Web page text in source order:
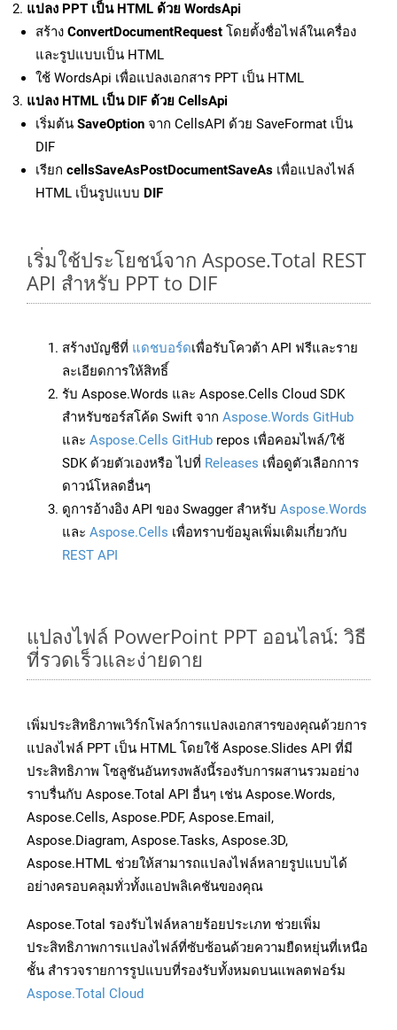
แปลง PPT เป็น HTML ด้วย WordsApi
สร้าง ConvertDocumentRequest โดยตั้งชื่อไฟล์ในเครื่อง
และรูปแบบเป็น HTML
ใช้ WordsApi เพื่อแปลงเอกสาร PPT เป็น HTML
แปลง HTML เป็น DIF ด้วย CellsApi
เริ่มต้น SaveOption จาก CellsAPI ด้วย SaveFormat เป็น
DIF
เรียก cellsSaveAsPostDocumentSaveAs เพื่อแปลงไฟล์
HTML เป็นรูปแบบ DIF
เริ่มใช้ประโยชน์จาก Aspose.Total REST
API สำหรับ PPT to DIF
สร้างบัญชีที่ แดชบอร์ดเพื่อรับโควต้า API ฟรีและราย
ละเอียดการให้สิทธิ์
รับ Aspose.Words และ Aspose.Cells Cloud SDK
สำหรับซอร์สโค้ด Swift จาก Aspose.Words GitHub
และ Aspose.Cells GitHub repos เพื่อคอมไพล์/ใช้
SDK ด้วยตัวเองหรือ ไปที่ Releases เพื่อดูตัวเลือกการ
ดาวน์โหลดอื่นๆ
ดูการอ้างอิง API ของ Swagger สำหรับ Aspose.Words
และ Aspose.Cells เพื่อทราบข้อมูลเพิ่มเติมเกี่ยวกับ
REST API
แปลงไฟล์ PowerPoint PPT ออนไลน์: วิธี
ที่รวดเร็วและง่ายดาย
เพิ่มประสิทธิภาพเวิร์กโฟลว์การแปลงเอกสารของคุณด้วยการ
แปลงไฟล์ PPT เป็น HTML โดยใช้ Aspose.Slides API ที่มี
ประสิทธิภาพ โซลูชันอันทรงพลังนี้รองรับการผสานรวมอย่าง
ราบรื่นกับ Aspose.Total API อื่นๆ เช่น Aspose.Words,
Aspose.Cells, Aspose.PDF, Aspose.Email,
Aspose.Diagram, Aspose.Tasks, Aspose.3D,
Aspose.HTML ช่วยให้สามารถแปลงไฟล์หลายรูปแบบได้
อย่างครอบคลุมทั่วทั้งแอปพลิเคชันของคุณ
Aspose.Total รองรับไฟล์หลายร้อยประเภท ช่วยเพิ่ม
ประสิทธิภาพการแปลงไฟล์ที่ซับซ้อนด้วยความยืดหยุ่นที่เหนือ
ชั้น สำรวจรายการรูปแบบที่รองรับทั้งหมดบนแพลตฟอร์ม
Aspose.Total Cloud